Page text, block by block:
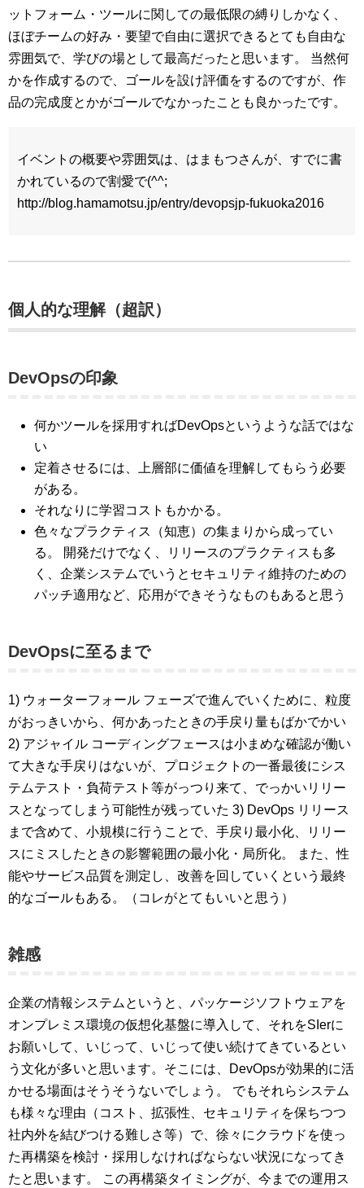
ットフォーム・ツールに関しての最低限の縛りしかなく、
ほぼチームの好み・要望で自由に選択できるとても自由な
雰囲気で、学びの場として最高だったと思います。 当然何
かを作成するので、ゴールを設け評価をするのですが、作
品の完成度とかがゴールでなかったことも良かったです。
イベントの概要や雰囲気は、はまもつさんが、すでに書
かれているので割愛で(^^;
http://blog.hamamotsu.jp/entry/devopsjp-fukuoka2016
個人的な理解（超訳）
DevOpsの印象
何かツールを採用すればDevOpsというような話ではな
い
定着させるには、上層部に価値を理解してもらう必要
がある。
それなりに学習コストもかかる。
色々なプラクティス（知恵）の集まりから成ってい
る。 開発だけでなく、リリースのプラクティスも多
く、企業システムでいうとセキュリティ維持のための
パッチ適用など、応用ができそうなものもあると思う
DevOpsに至るまで
1) ウォーターフォール フェーズで進んでいくために、粒度
がおっきいから、何かあったときの手戻り量もばかでかい
2) アジャイル コーディングフェースは小まめな確認が働い
て大きな手戻りはないが、プロジェクトの一番最後にシス
テムテスト・負荷テスト等がっつり来て、でっかいリリー
スとなってしまう可能性が残っていた 3) DevOps リリース
まで含めて、小規模に行うことで、手戻り最小化、リリー
スにミスしたときの影響範囲の最小化・局所化。 また、性
能やサービス品質を測定し、改善を回していくという最終
的なゴールもある。（コレがとてもいいと思う）
雑感
企業の情報システムというと、パッケージソフトウェアを
オンプレミス環境の仮想化基盤に導入して、それをSIerに
お願いして、いじって、いじって使い続けてきているとい
う文化が多いと思います。そこには、DevOpsが効果的に活
かせる場面はそうそうないでしょう。 でもそれらシステム
も様々な理由（コスト、拡張性、セキュリティを保ちつつ
社内外を結びつける難しさ等）で、徐々にクラウドを使っ
た再構築を検討・採用しなければならない状況になってき
たと思います。 この再構築タイミングが、今までの運用ス